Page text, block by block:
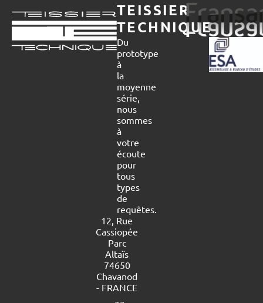
TEISSIER
TECHNIQUE
Du
prototype
à
la
moyenne
série,
nous
sommes
à
votre
écoute
pour
tous
types
de
requêtes.
12, Rue
Cassiopée
Parc
Altaïs
74650
Chavanod
- FRANCE